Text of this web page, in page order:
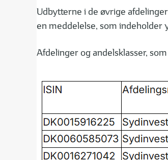
Udbytterne i de øvrige
en meddelelse, som indeholder
Afdelinger og andelsklasser,